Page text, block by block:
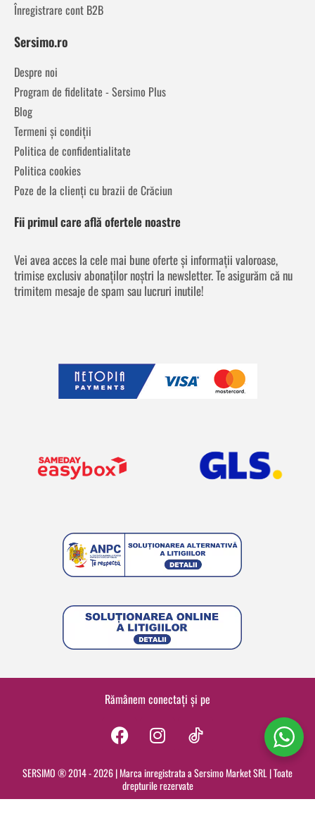
Înregistrare cont B2B
Sersimo.ro
Despre noi
Program de fidelitate - Sersimo Plus
Blog
Termeni și condiții
Politica de confidentialitate
Politica cookies
Poze de la clienți cu brazii de Crăciun
Fii primul care află ofertele noastre
Vei avea acces la cele mai bune oferte și informații valoroase,
trimise exclusiv abonaților noștri la newsletter. Te asigurăm că nu
trimitem mesaje de spam sau lucruri inutile!
Rămânem conectați și pe
F
c
e
I
s
t
SERSIMO ® 2014 - 2026 | Marca inregistrata a Sersimo Market SRL | Toate
drepturile rezervate